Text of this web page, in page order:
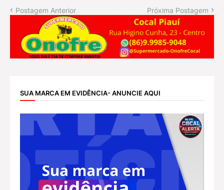
Postagem Anterior Próxima Postagem
SUA MARCA EM EVIDÊNCIA- ANUNCIE AQUI